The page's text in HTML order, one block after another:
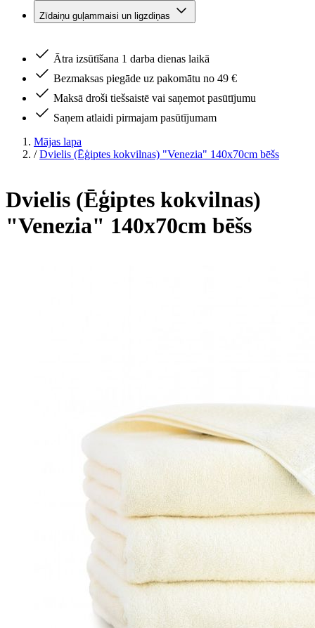
Zīdaiņu guļammaisi un ligzdiņas
Ātra izsūtīšana 1 darba dienas laikā
Bezmaksas piegāde uz pakomātu no 49 €
Maksā droši tiešsaistē vai saņemot pasūtījumu
Saņem atlaidi pirmajam pasūtījumam
Mājas lapa
/ Dvielis (Ēģiptes kokvilnas) "Venezia" 140x70cm bēšs
Dvielis (Ēģiptes kokvilnas)
"Venezia" 140x70cm bēšs